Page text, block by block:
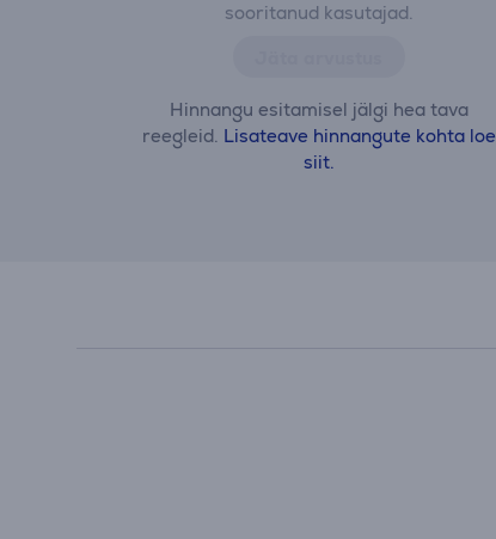
sooritanud kasutajad.
Hinnangu esitamisel jälgi hea tava
reegleid. Lisateave hinnangute kohta loe
siit.